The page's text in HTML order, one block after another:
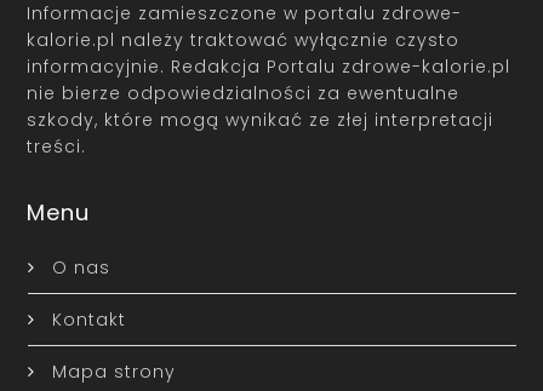
Informacje zamieszczone w portalu zdrowe-
kalorie.pl należy traktować wyłącznie czysto
informacyjnie. Redakcja Portalu zdrowe-kalorie.pl
nie bierze odpowiedzialności za ewentualne
szkody, które mogą wynikać ze złej interpretacji
treści.
Menu
O nas
Kontakt
Mapa strony